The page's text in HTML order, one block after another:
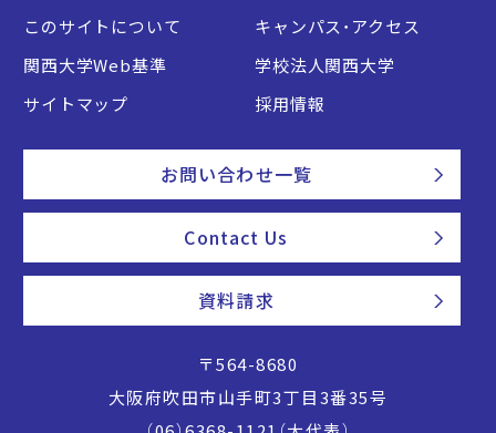
このサイトについて
キャンパス・アクセス
関西大学Web基準
学校法人関西大学
サイトマップ
採用情報
お問い合わせ一覧
Contact Us
資料請求
〒564-8680
大阪府吹田市山手町3丁目3番35号